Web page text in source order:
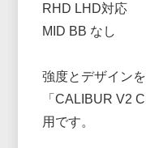
RHD LHD対応
MID BB なし
強度とデザイン
「CALIBUR V2
用です。